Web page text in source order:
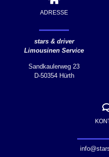
ADRESSE
stars & driver
Limousinen Service
Sandkaulerweg 23
D-50354 Hürth